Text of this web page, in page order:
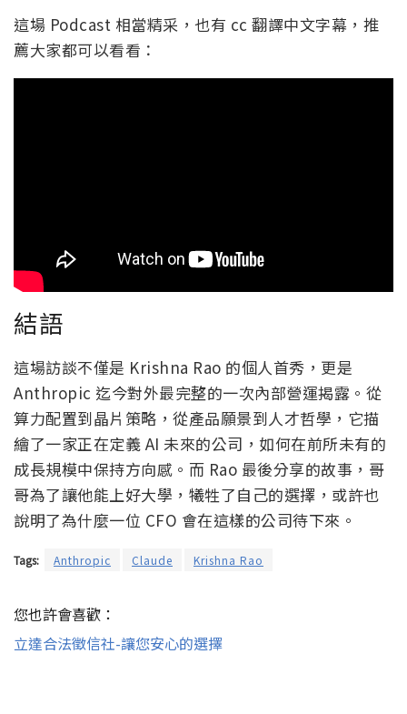
這場 Podcast 相當精采，也有 cc 翻譯中文字幕，推
薦大家都可以看看：
結語
這場訪談不僅是 Krishna Rao 的個人首秀，更是
Anthropic 迄今對外最完整的一次內部營運揭露。從
算力配置到晶片策略，從產品願景到人才哲學，它描
繪了一家正在定義 AI 未來的公司，如何在前所未有的
成長規模中保持方向感。而 Rao 最後分享的故事，哥
哥為了讓他能上好大學，犧牲了自己的選擇，或許也
說明了為什麼一位 CFO 會在這樣的公司待下來。
Tags: Anthropic Claude Krishna Rao
您也許會喜歡：
立達合法徵信社-讓您安心的選擇